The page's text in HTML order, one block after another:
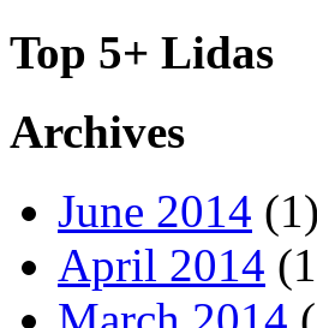
Top 5+ Lidas
Archives
June 2014 (1)
April 2014